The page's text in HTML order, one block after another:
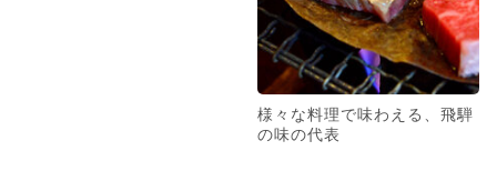
様々な料理で味わえる、飛騨
の味の代表